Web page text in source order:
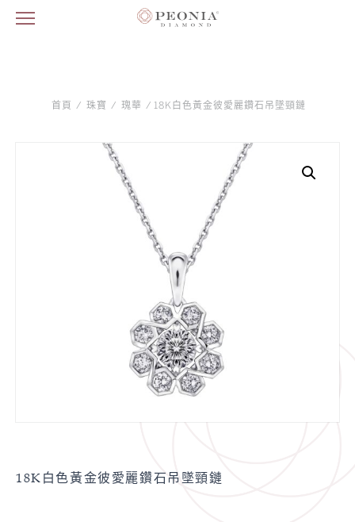
首頁 / 珠寶 / 瑰華 / 18K白色黃金彼愛麗鑽石吊墜頸鏈
18K白色黃金彼愛麗鑽石吊墜頸鏈